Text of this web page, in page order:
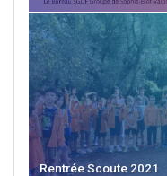
Rentrée Scoute 2021